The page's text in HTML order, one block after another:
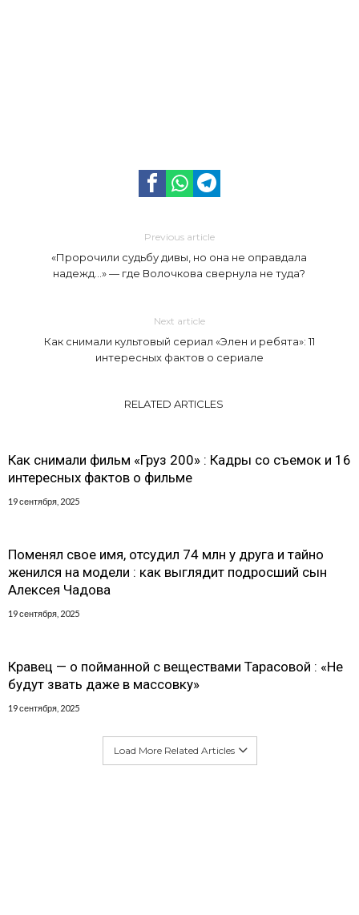
Previous article
«Пророчили судьбу дивы, но она не оправдала
надежд…» — где Волочкова свернула не туда?
Next article
Как снимали культовый сериал «Элен и ребята»: 11
интересных фактов о сериале
RELATED ARTICLES
Как снимали фильм «Груз 200» : Кадры со съемок и 16
интересных фактов о фильме
19 сентября, 2025
Поменял свое имя, отсудил 74 млн у друга и тайно
женился на модели : как выглядит подросший сын
Алексея Чадова
19 сентября, 2025
Кравец — о пойманной с веществами Тарасовой : «Не
будут звать даже в массовку»
19 сентября, 2025
Load More Related Articles